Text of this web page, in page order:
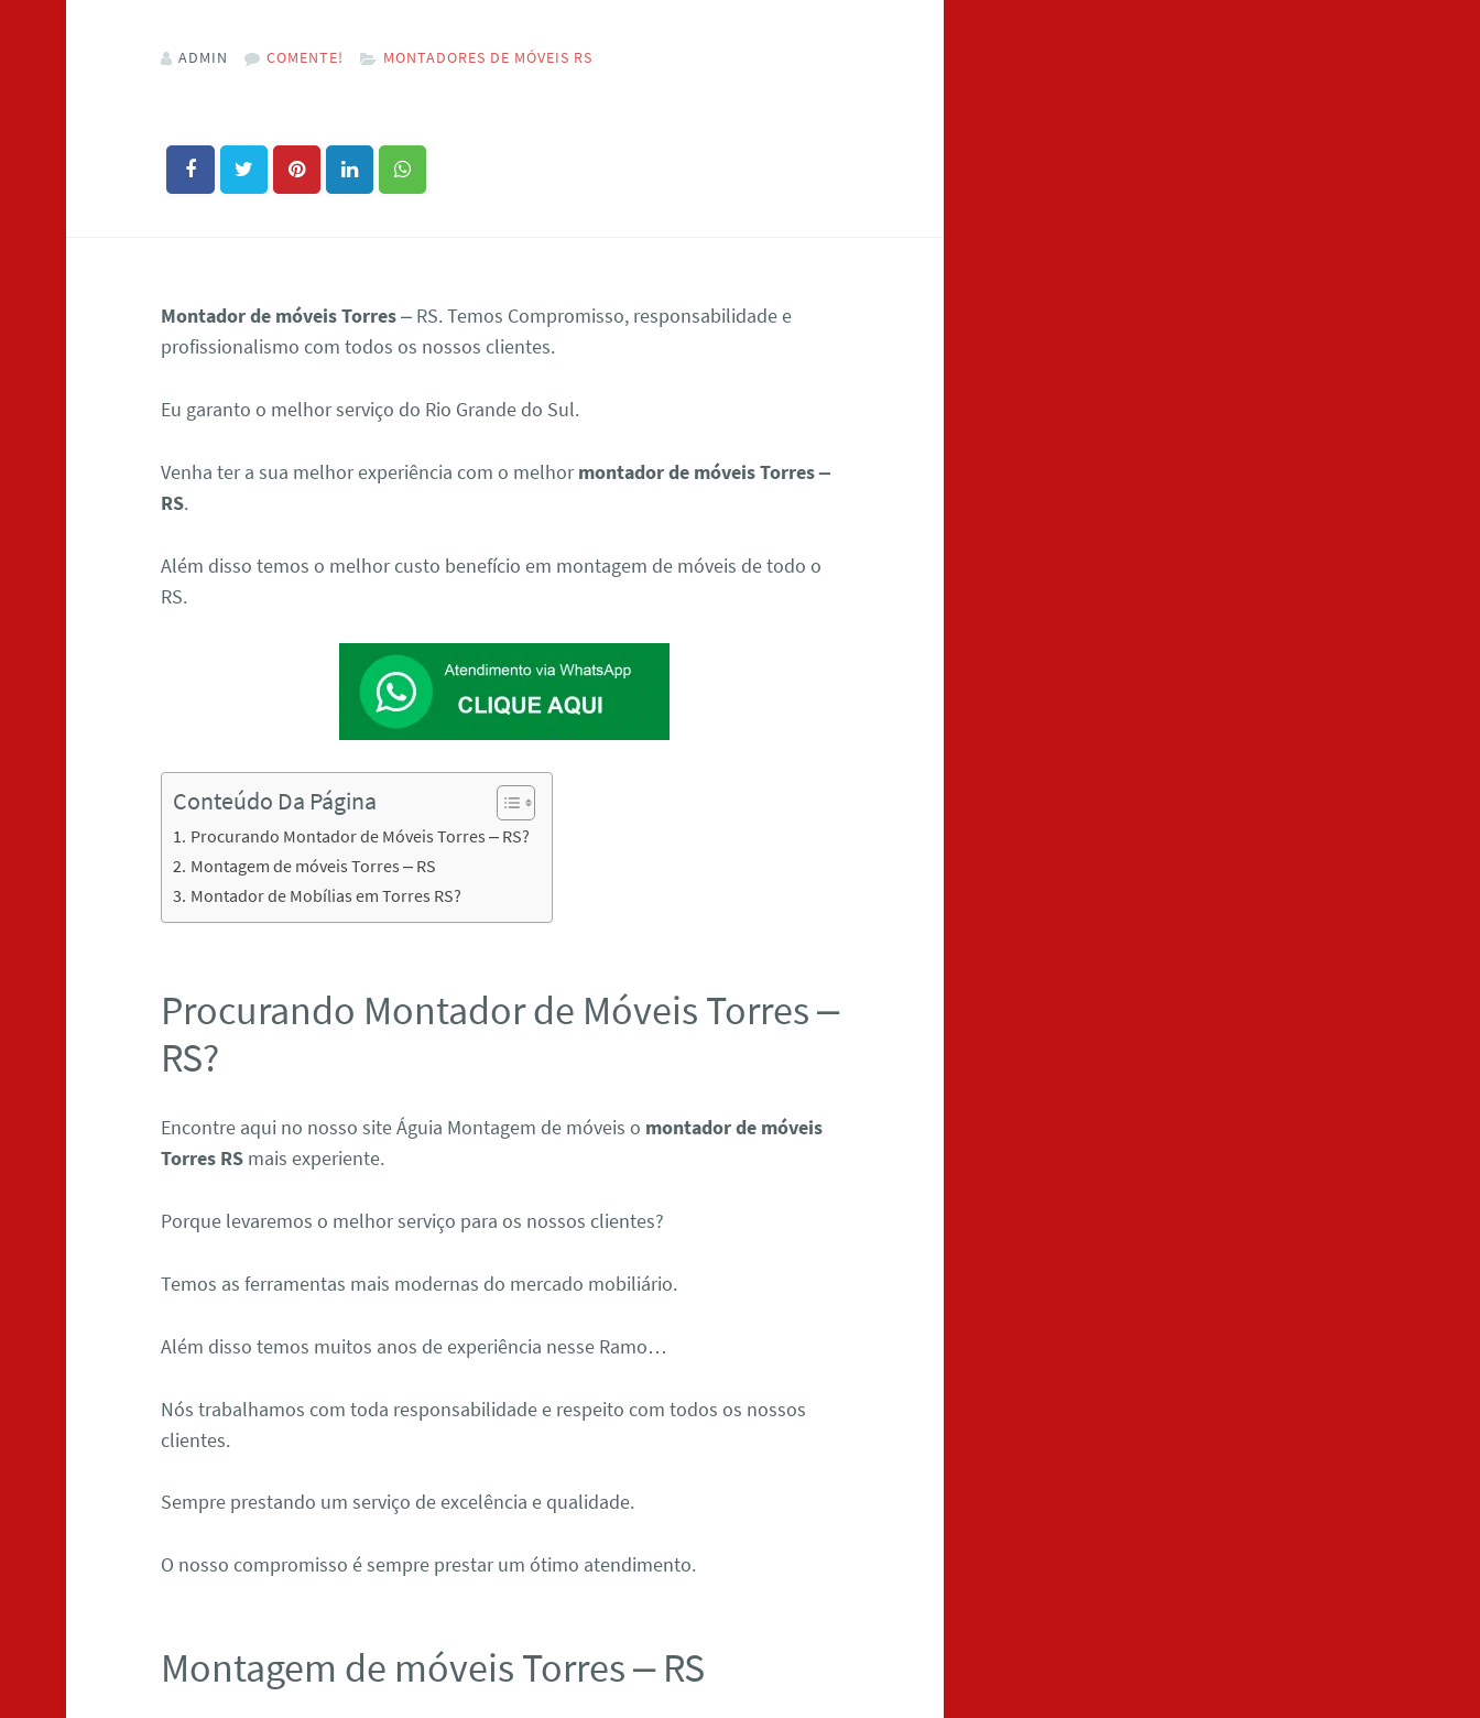
ADMIN COMENTE! MONTADORES DE MÓVEIS RS
Montador de móveis Torres– RS. Temos Compromisso, responsabilidade e
profissionalismo com todos os nossos clientes.
Eu garanto o melhor serviço do Rio Grande do Sul.
Venha ter a sua melhor experiência com o melhormontador de móveis Torres –
RS.
Além disso temos o melhor custo benefício em montagem de móveis de todo o
RS.
Conteúdo Da Página
Procurando Montador de Móveis Torres – RS?
Montagem de móveis Torres – RS
Montador de Mobílias em Torres RS?
Procurando Montador de Móveis Torres –
RS?
Encontre aqui no nosso site Águia Montagem de móveis o montador de móveis
Torres RS mais experiente.
Porque levaremos o melhor serviço para os nossos clientes?
Temos as ferramentas mais modernas do mercado mobiliário.
Além disso temos muitos anos de experiência nesse Ramo…
Nós trabalhamos com toda responsabilidade e respeito com todos os nossos
clientes.
Sempre prestando um serviço de excelência e qualidade.
O nosso compromisso é sempre prestar um ótimo atendimento.
Montagem de móveis Torres – RS